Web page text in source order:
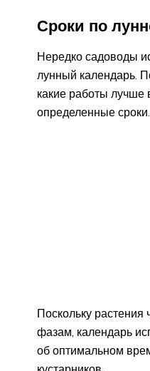
Сроки по
Нередко садоводы
лунный календарь.
какие работы лучше
определенные сроки.
Поскольку растения
фазам, календарь
об оптимальном